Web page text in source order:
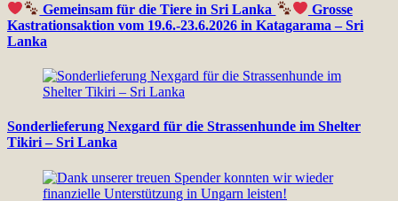
Gemeinsam für die Tiere in Sri Lanka
Grosse
Kastrationsaktion vom 19.6.-23.6.2026 in Katagarama – Sri
Lanka
Sonderlieferung Nexgard für die Strassenhunde im Shelter
Tikiri – Sri Lanka